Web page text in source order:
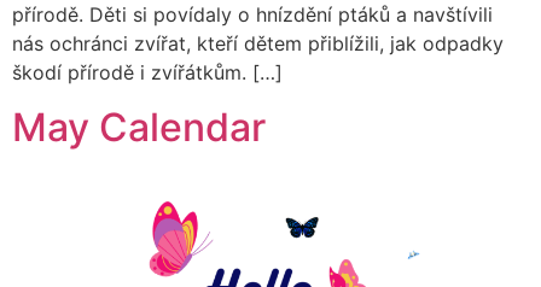
přírodě. Děti si povídaly o hnízdění ptáků a navštívili
nás ochránci zvířat, kteří dětem přiblížili, jak odpadky
škodí přírodě i zvířátkům. […]
May Calendar